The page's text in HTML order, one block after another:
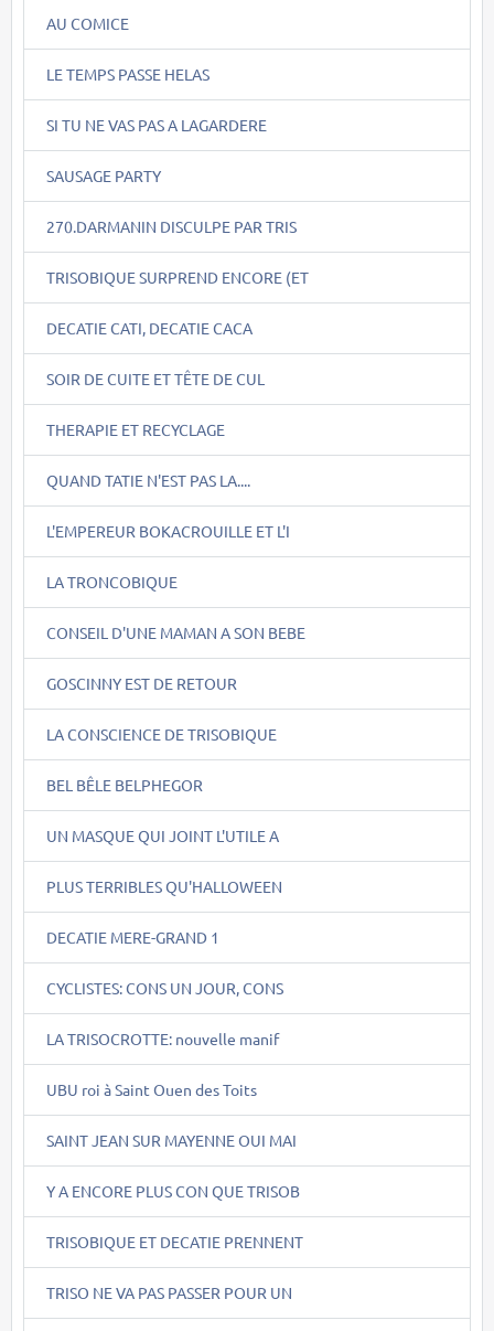
AU COMICE
LE TEMPS PASSE HELAS
SI TU NE VAS PAS A LAGARDERE
SAUSAGE PARTY
270.DARMANIN DISCULPE PAR TRIS
TRISOBIQUE SURPREND ENCORE (ET
DECATIE CATI, DECATIE CACA
SOIR DE CUITE ET TÊTE DE CUL
THERAPIE ET RECYCLAGE
QUAND TATIE N'EST PAS LA....
L'EMPEREUR BOKACROUILLE ET L'I
LA TRONCOBIQUE
CONSEIL D'UNE MAMAN A SON BEBE
GOSCINNY EST DE RETOUR
LA CONSCIENCE DE TRISOBIQUE
BEL BÊLE BELPHEGOR
UN MASQUE QUI JOINT L'UTILE A
PLUS TERRIBLES QU'HALLOWEEN
DECATIE MERE-GRAND 1
CYCLISTES: CONS UN JOUR, CONS
LA TRISOCROTTE: nouvelle manif
UBU roi à Saint Ouen des Toits
SAINT JEAN SUR MAYENNE OUI MAI
Y A ENCORE PLUS CON QUE TRISOB
TRISOBIQUE ET DECATIE PRENNENT
TRISO NE VA PAS PASSER POUR UN